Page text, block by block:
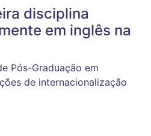
disciplina
em inglês na
Pós-Graduação em
de internacionalização